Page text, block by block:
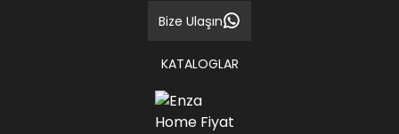
Bize Ulaşın
KATALOGLAR